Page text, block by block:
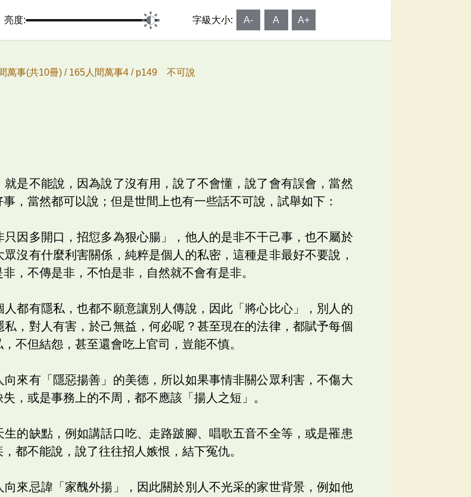
亮度: 字級大小: A- A A+
萬事(共10冊) / 165人間萬事4 / p149 不可說
是不能說，因為說了沒有用，說了不會懂，說了會有誤會，當然
，當然都可以說；但是世間上也有一些話不可說，試舉如下：
因多開口，招愆多為狠心腸」，他人的是非不干己事，也不屬於
沒有什麼利害關係，純粹是個人的私密，這種是非最好不要說，
，不傳是非，不怕是非，自然就不會有是非。
都有隱私，也都不願意讓別人傳說，因此「將心比心」，別人的
，對人有害，於己無益，何必呢？甚至現在的法律，都賦予每個
不但結怨，甚至還會吃上官司，豈能不慎。
來有「隱惡揚善」的美德，所以如果事情非關公眾利害，不傷大
，或是事務上的不周，都不應該「揚人之短」。
的缺點，例如講話口吃、走路跛腳、唱歌五音不全等，或是罹患
都不能說，說了往往招人嫉恨，結下冤仇。
來忌諱「家醜外揚」，因此關於別人不光采的家世背景，例如他